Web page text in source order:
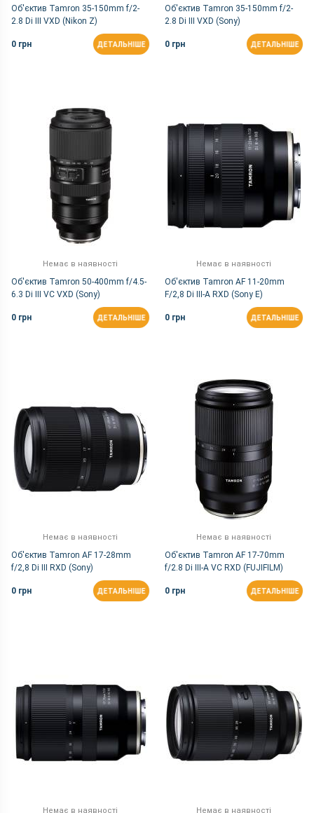
Об'єктив Tamron 35-150mm f/2-
2.8 Di III VXD (Nikon Z)
0 грн ДЕТАЛЬНІШЕ
Об'єктив Tamron 35-150mm f/2-
2.8 Di III VXD (Sony)
0 грн ДЕТАЛЬНІШЕ
Немає в наявності
Об'єктив Tamron 50-400mm f/4.5-
6.3 Di III VC VXD (Sony)
0 грн ДЕТАЛЬНІШЕ
Немає в наявності
Об'єктив Tamron AF 11-20mm
F/2,8 Di III-A RXD (Sony E)
0 грн ДЕТАЛЬНІШЕ
Немає в наявності
Об'єктив Tamron AF 17-28mm
f/2,8 Di III RXD (Sony)
0 грн ДЕТАЛЬНІШЕ
Немає в наявності
Об'єктив Tamron AF 17-70mm
f/2.8 Di III-A VC RXD (FUJIFILM)
0 грн ДЕТАЛЬНІШЕ
Немає в наявності Немає в наявності